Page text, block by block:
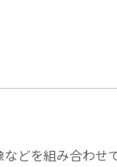
どを組み合わ